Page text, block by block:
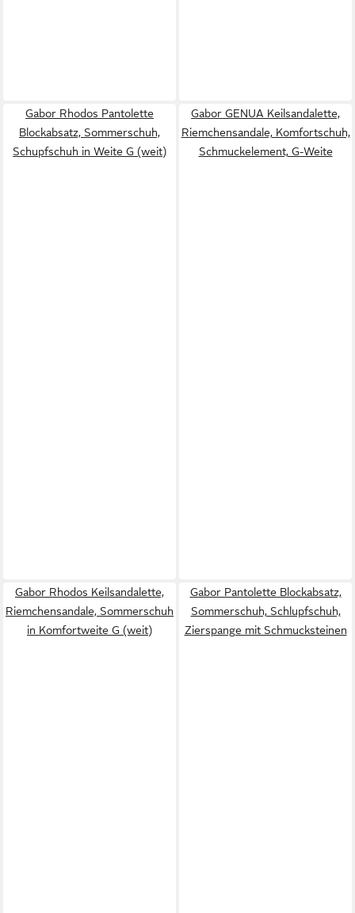
Gabor Rhodos Pantolette
Blockabsatz, Sommerschuh,
Schupfschuh in Weite G (weit)
Gabor GENUA Keilsandalette,
Riemchensandale, Komfortschuh,
Schmuckelement, G-Weite
Gabor Rhodos Keilsandalette,
Riemchensandale, Sommerschuh
in Komfortweite G (weit)
Gabor Pantolette Blockabsatz,
Sommerschuh, Schlupfschuh,
Zierspange mit Schmucksteinen